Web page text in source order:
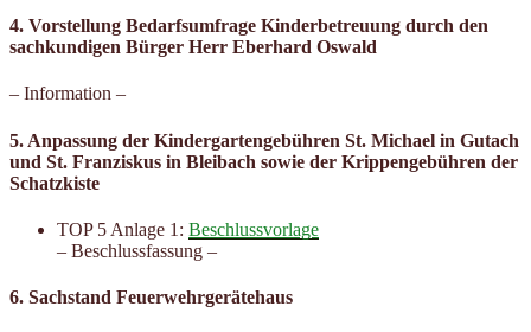
4. Vorstellung Bedarfsumfrage Kinderbetreuung durch den
sachkundigen Bürger Herr Eberhard Oswald
– Information –
5. Anpassung der Kindergartengebühren St. Michael in Gutach
und St. Franziskus in Bleibach sowie der Krippengebühren der
Schatzkiste
TOP 5 Anlage 1: Beschlussvorlage
– Beschlussfassung –
6. Sachstand Feuerwehrgerätehaus